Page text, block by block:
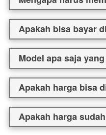
Apakah bisa bayar
Model apa saja
Apakah harga bisa
Apakah harga